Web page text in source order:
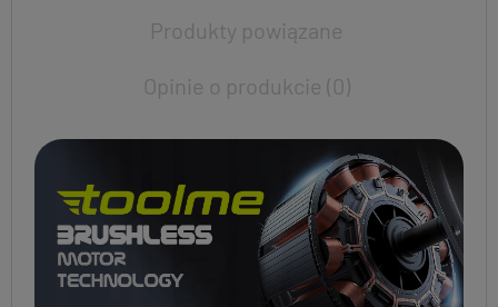
Produkty powiązane
Opinie o produkcie (0)